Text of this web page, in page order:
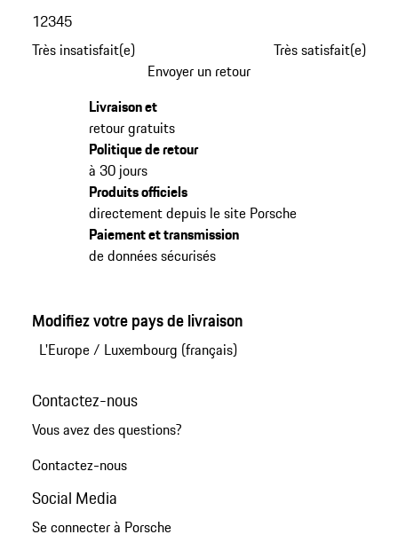
Très insatisfait(e)
12345
Très satisfait(e)
Envoyer un retour
Livraison et
retour gratuits
Politique de retour
à 30 jours
Produits officiels
directement depuis le site Porsche
Paiement et transmission
de données sécurisés
Modifiez votre pays de livraison
L'Europe/ Luxembourg (français)
Contactez-nous
Vous avez des questions?
Contactez-nous
Social Media
Se connecter à Porsche